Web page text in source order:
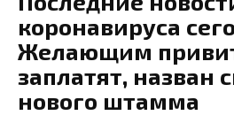
коронавируса
Желающим
заплатят, назван
нового штамма